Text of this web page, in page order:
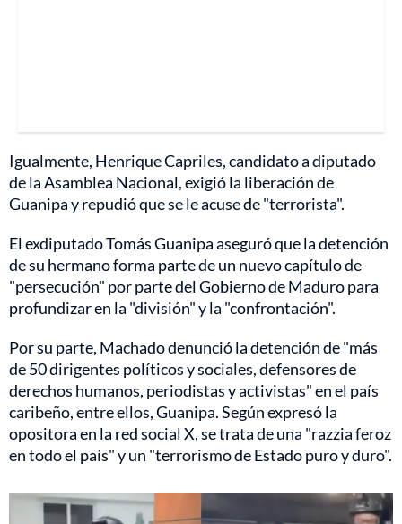
Igualmente, Henrique Capriles, candidato a diputado
de la Asamblea Nacional, exigió la liberación de
Guanipa y repudió que se le acuse de "terrorista".
El exdiputado Tomás Guanipa aseguró que la detención
de su hermano forma parte de un nuevo capítulo de
"persecución" por parte del Gobierno de Maduro para
profundizar en la "división" y la "confrontación".
Por su parte, Machado denunció la detención de "más
de 50 dirigentes políticos y sociales, defensores de
derechos humanos, periodistas y activistas" en el país
caribeño, entre ellos, Guanipa. Según expresó la
opositora en la red social X, se trata de una "razzia feroz
en todo el país" y un "terrorismo de Estado puro y duro".